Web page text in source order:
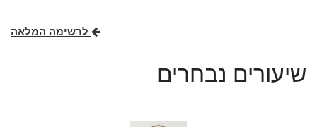
לרשימה המלאה
שיעורים נבחרים